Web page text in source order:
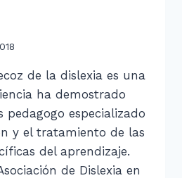
de la dislexia es una
ha demostrado
pedagogo especializado
y el tratamiento de las
del aprendizaje.
de Dislexia en